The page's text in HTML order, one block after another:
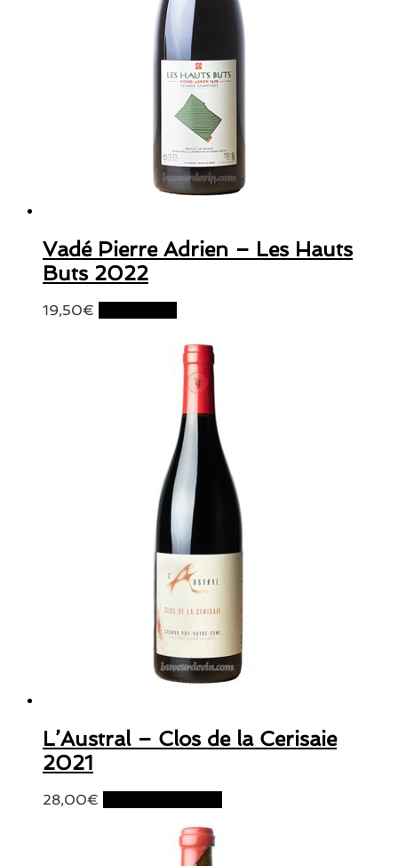
Vadé Pierre Adrien – Les Hauts
Buts 2022
19,50€
L’Austral – Clos de la Cerisaie
2021
28,00€